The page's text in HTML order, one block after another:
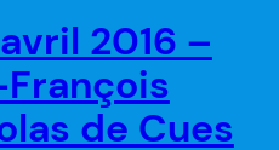
2016 –
de Cues